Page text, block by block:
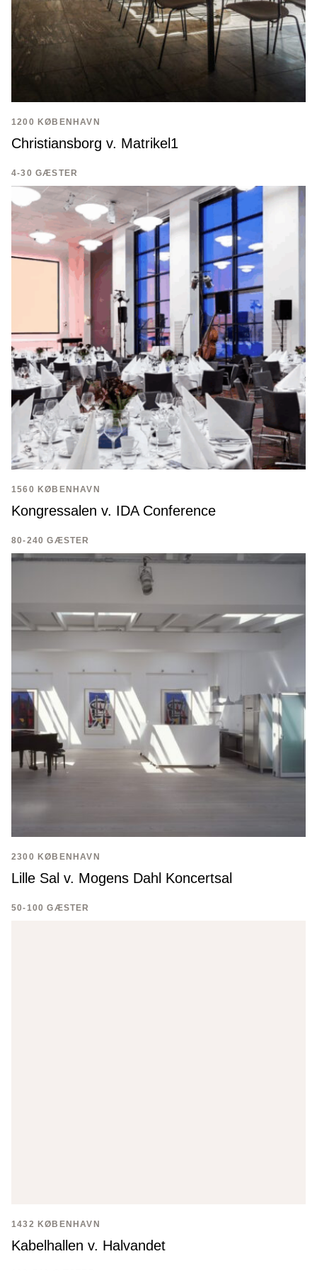
1200 KØBENHAVN
Christiansborg v. Matrikel1
4-30 GÆSTER
1560 KØBENHAVN
Kongressalen v. IDA Conference
80-240 GÆSTER
2300 KØBENHAVN
Lille Sal v. Mogens Dahl Koncertsal
50-100 GÆSTER
1432 KØBENHAVN
Kabelhallen v. Halvandet